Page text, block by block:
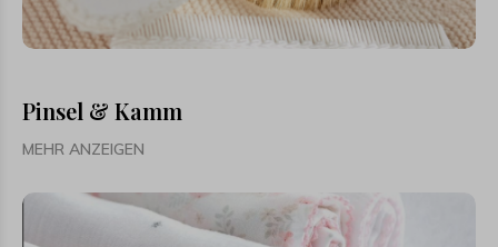
Pinsel & Kamm
MEHR ANZEIGEN